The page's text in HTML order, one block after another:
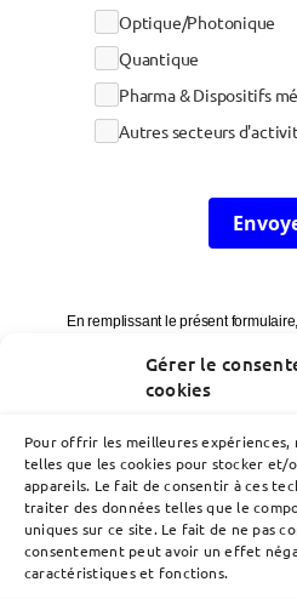
Gérer le
cookies
Pour offrir les meilleures expériences,
telles que les cookies pour stocker et/
appareils. Le fait de consentir à ces
traiter des données telles que le
uniques sur ce site. Le fait de ne pas
consentement peut avoir un effet
caractéristiques et fonctions.
Optique/Photonique
Quantique
Pharma & Dispositifs
Autres secteurs
En remplissant le présent
intérêts que vous avez renseignés
événements métier, enquêtes de
de la fin de notre relation
contact émanant de vous. Vous
d’accès, de rectification, de
contactant
également d’un droit d’introduire
CNIL.